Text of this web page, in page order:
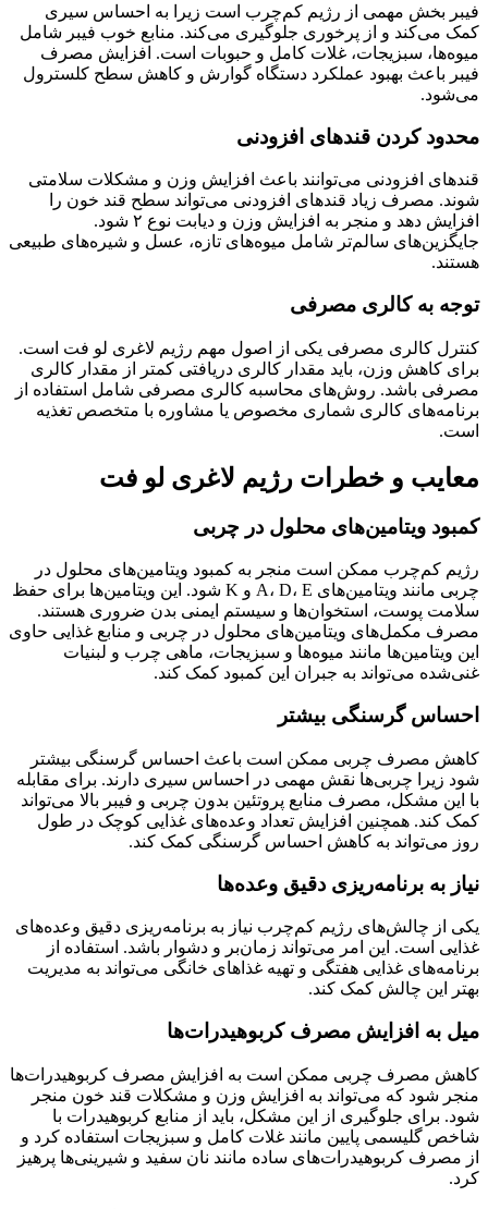
فیبر بخش مهمی از رژیم کم‌چرب است زیرا به احساس سیری
کمک می‌کند و از پرخوری جلوگیری می‌کند. منابع خوب فیبر شامل
میوه‌ها، سبزیجات، غلات کامل و حبوبات است. افزایش مصرف
فیبر باعث بهبود عملکرد دستگاه گوارش و کاهش سطح کلسترول
می‌شود.
محدود کردن قند‌های افزودنی
قندهای افزودنی می‌توانند باعث افزایش وزن و مشکلات سلامتی
شوند. مصرف زیاد قندهای افزودنی می‌تواند سطح قند خون را
افزایش دهد و منجر به افزایش وزن و دیابت نوع ۲ شود.
جایگزین‌های سالم‌تر شامل میوه‌های تازه، عسل و شیره‌های طبیعی
هستند.
توجه به کالری مصرفی
کنترل کالری مصرفی یکی از اصول مهم رژیم لاغری لو فت است.
برای کاهش وزن، باید مقدار کالری دریافتی کمتر از مقدار کالری
مصرفی باشد. روش‌های محاسبه کالری مصرفی شامل استفاده از
برنامه‌های کالری شماری مخصوص یا مشاوره با متخصص تغذیه
است.
معایب و خطرات رژیم لاغری لو فت
کمبود ویتامین‌های محلول در چربی
رژیم کم‌چرب ممکن است منجر به کمبود ویتامین‌های محلول در
چربی مانند ویتامین‌های A، D، E و K شود. این ویتامین‌ها برای حفظ
سلامت پوست، استخوان‌ها و سیستم ایمنی بدن ضروری هستند.
مصرف مکمل‌های ویتامین‌های محلول در چربی و منابع غذایی حاوی
این ویتامین‌ها مانند میوه‌ها و سبزیجات، ماهی چرب و لبنیات
غنی‌شده می‌تواند به جبران این کمبود کمک کند.
احساس گرسنگی بیشتر
کاهش مصرف چربی ممکن است باعث احساس گرسنگی بیشتر
شود زیرا چربی‌ها نقش مهمی در احساس سیری دارند. برای مقابله
با این مشکل، مصرف منابع پروتئین بدون چربی و فیبر بالا می‌تواند
کمک کند. همچنین افزایش تعداد وعده‌های غذایی کوچک در طول
روز می‌تواند به کاهش احساس گرسنگی کمک کند.
نیاز به برنامه‌ریزی دقیق وعده‌ها
یکی از چالش‌های رژیم کم‌چرب نیاز به برنامه‌ریزی دقیق وعده‌های
غذایی است. این امر می‌تواند زمان‌بر و دشوار باشد. استفاده از
برنامه‌های غذایی هفتگی و تهیه غذاهای خانگی می‌تواند به مدیریت
بهتر این چالش کمک کند.
میل به افزایش مصرف کربوهیدرات‌ها
کاهش مصرف چربی ممکن است به افزایش مصرف کربوهیدرات‌ها
منجر شود که می‌تواند به افزایش وزن و مشکلات قند خون منجر
شود. برای جلوگیری از این مشکل، باید از منابع کربوهیدرات با
شاخص گلیسمی پایین مانند غلات کامل و سبزیجات استفاده کرد و
از مصرف کربوهیدرات‌های ساده مانند نان سفید و شیرینی‌ها پرهیز
کرد.